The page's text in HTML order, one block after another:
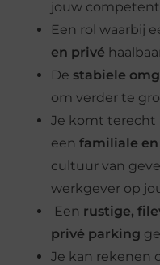
jouw
Een rol waarbij
en privé
De stabiele
om verder te
Je komt terecht
eenfamiliale
cultuur van
werkgever op
Een rustige,
privé parking
Je kan rekenen